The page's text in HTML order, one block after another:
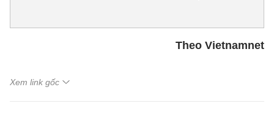
Theo Vietnamnet
Xem link gốc